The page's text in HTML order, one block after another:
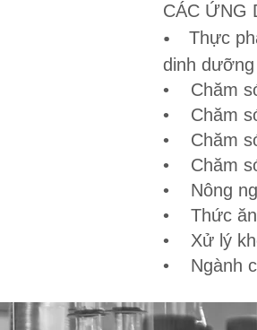
CÁC ỨNG
•
Thực
dinh
• Chăm
• Chăm
• Chăm
• Chăm
• Nông
• Thức ăn
• Xử lý
• Ngành